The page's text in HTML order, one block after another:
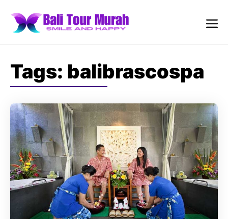
content
Tags: balibrascospa